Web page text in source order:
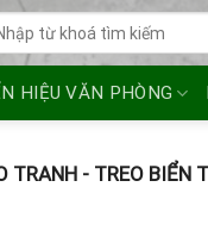
HIỆU VĂN PHÒNG
TRANH - TREO BIỂN